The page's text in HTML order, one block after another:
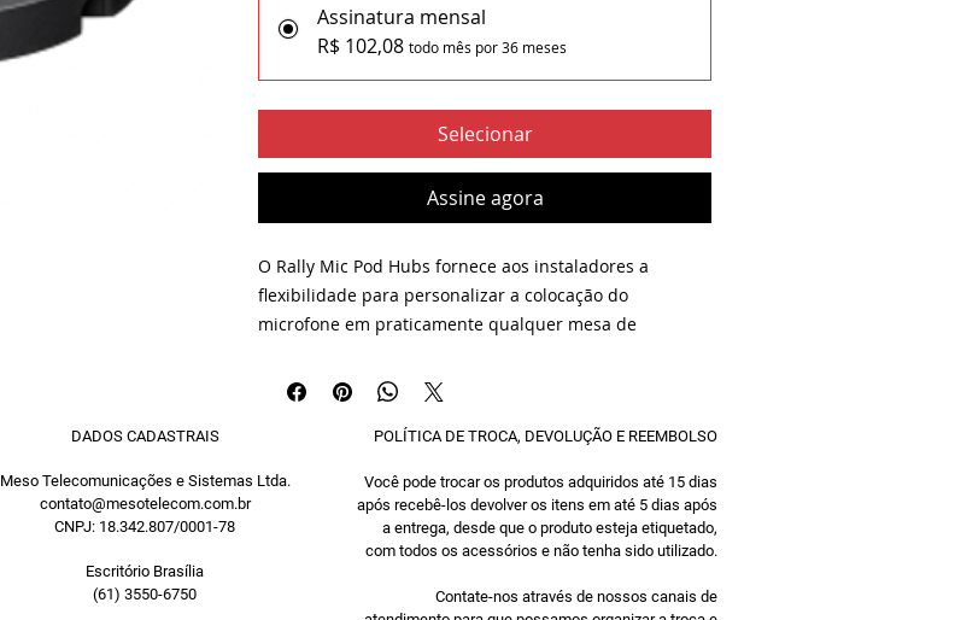
Assinatura mensal
R$ 102,08 todo mês por 36 meses
Selecionar
Assine agora
O Rally Mic Pod Hubs fornece aos instaladores a
flexibilidade para personalizar a colocação do
microfone em praticamente qualquer mesa de
encadeamento entre os módulos de microfone, o Rally
qualquer combinação de módulos de microfone ou
mesa ajuda a esconder os cabos para uma aparência
O Rally Mic Pod Hubs fornece aos instaladores a
DADOS CADASTRAIS
Meso Telecomunicações e Sistemas Ltda.
contato@mesotelecom.com.br
CNPJ: 18.342.807/0001-78
Escritório Brasília
(61) 3550-6750
POLÍTICA DE TROCA, DEVOLUÇÃO E REEMBOLSO
Você pode trocar os produtos adquiridos até 15 dias
após recebê-los devolver os itens em até 5 dias após
a entrega, desde que o produto esteja etiquetado,
com todos os acessórios e não tenha sido utilizado.
Contate-nos através de nossos canais de